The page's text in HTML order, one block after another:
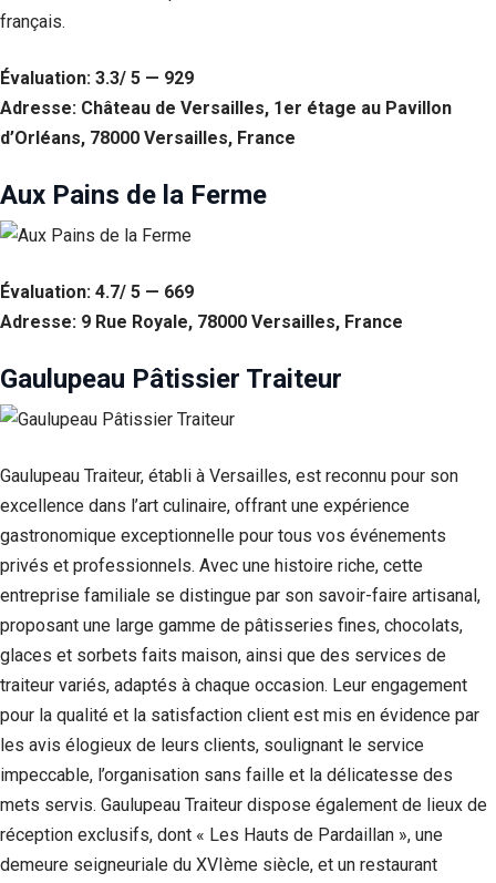
français.
Évaluation: 3.3/ 5 — 929
Adresse: Château de Versailles, 1er étage au Pavillon
d’Orléans, 78000 Versailles, France
Aux Pains de la Ferme
Évaluation: 4.7/ 5 — 669
Adresse: 9 Rue Royale, 78000 Versailles, France
Gaulupeau Pâtissier Traiteur
Gaulupeau Traiteur, établi à Versailles, est reconnu pour son
excellence dans l’art culinaire, offrant une expérience
gastronomique exceptionnelle pour tous vos événements
privés et professionnels. Avec une histoire riche, cette
entreprise familiale se distingue par son savoir-faire artisanal,
proposant une large gamme de pâtisseries fines, chocolats,
glaces et sorbets faits maison, ainsi que des services de
traiteur variés, adaptés à chaque occasion. Leur engagement
pour la qualité et la satisfaction client est mis en évidence par
les avis élogieux de leurs clients, soulignant le service
impeccable, l’organisation sans faille et la délicatesse des
mets servis. Gaulupeau Traiteur dispose également de lieux de
réception exclusifs, dont « Les Hauts de Pardaillan », une
demeure seigneuriale du XVIème siècle, et un restaurant
Nécessaire
Ces cookies ne
facultatifs. Ils
nécessaires au
Statistiques
Afin que
nous
puissions
améliorer la
et la structure
du site Web,
de la façon
dont le site
Web est
utilisé.
Experience